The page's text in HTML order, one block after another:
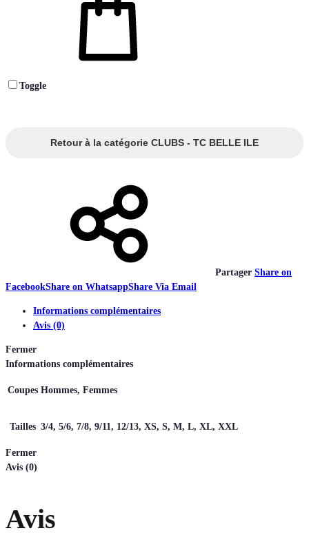
Toggle
Retour à la catégorie CLUBS - TC BELLE ILE
Partager Share on
FacebookShare on WhatsappShare Via Email
Informations complémentaires
Avis (0)
Fermer
Informations complémentaires
Coupes Hommes, Femmes
Tailles 3/4, 5/6, 7/8, 9/11, 12/13, XS, S, M, L, XL, XXL
Fermer
Avis (0)
Avis